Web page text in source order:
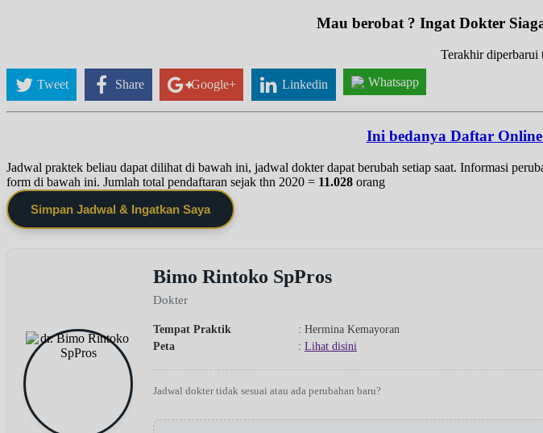
Mau berobat ? Ingat Dokter
Terakhir diperbarui
Tweet Share Google+ Linkedin Whatsapp
Ini bedanya Daftar
Jadwal praktek beliau dapat dilihat di bawah ini, jadwal dokter dapat berubah setiap saat. Informasi
form di bawah ini. Jumlah total pendaftaran sejak thn 2020 = 11.028 orang
Simpan Jadwal & Ingatkan Saya
Bimo Rintoko SpPros
Dokter
Tempat Praktik
: Hermina Kemayoran
Peta
: Lihat disini
Jadwal dokter tidak sesuai atau ada perubahan baru?